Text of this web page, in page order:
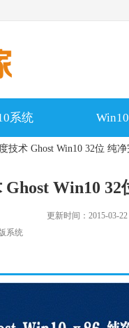
系统
技术 Ghost Win10 32位 纯
Win10 32
更新时间：2015-03-22
系统